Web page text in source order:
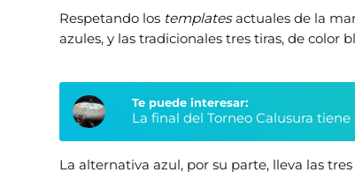
Respetando los templatesactuales de la
azules, y las tradicionales tres tiras, de color
Te puede interesar:
La final del Torneo Calusura
La alternativa azul, por su parte, lleva las